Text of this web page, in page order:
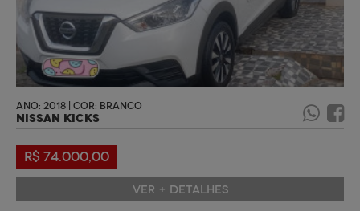
ANO: 2018 | COR: BRANCO
NISSAN KICKS
R$ 74.000,00
VER + DETALHES